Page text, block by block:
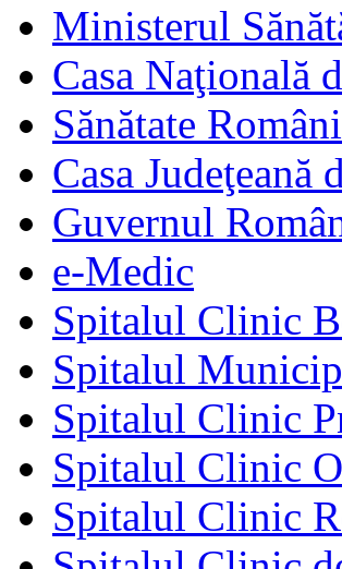
Ministerul
Casa Naţională
Sănătate
Casa Judeţeană
Guvernul
e-Medic
Spitalul Clinic
Spitalul
Spitalul Clinic
Spitalul Clinic
Spitalul Clinic